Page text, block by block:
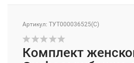
Артикул: ТУТ000036525(C)
Комплект